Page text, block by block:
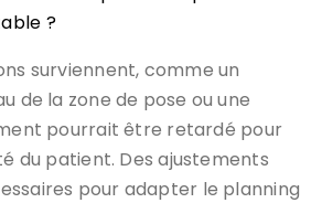
?
surviennent, comme un
de la zone de pose ou une
pourrait être retardé pour
du patient. Des ajustements
pour adapter le planning